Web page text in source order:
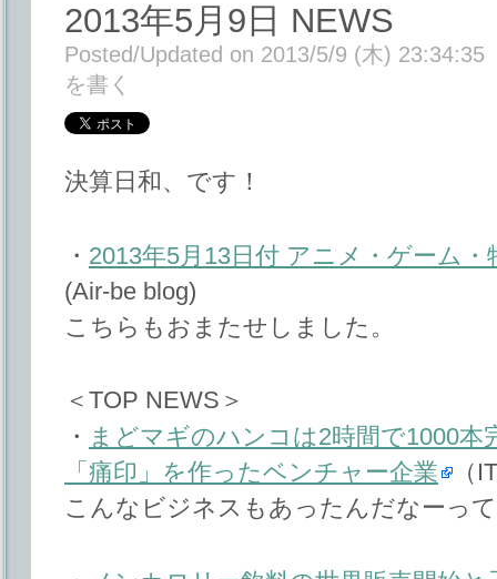
2013年5月9日 NEWS
Posted/Updated on 2013/5/9 (木) 23:34:35
を書く
決算日和、です！
・ 2013年5月13日付 アニメ・ゲーム
(Air-be blog)
こちらもおまたせしました。
＜TOP NEWS＞
・ まどマギのハンコは2時間で1000本
「痛印」を作ったベンチャー企業
（
こんなビジネスもあったんだなーっ